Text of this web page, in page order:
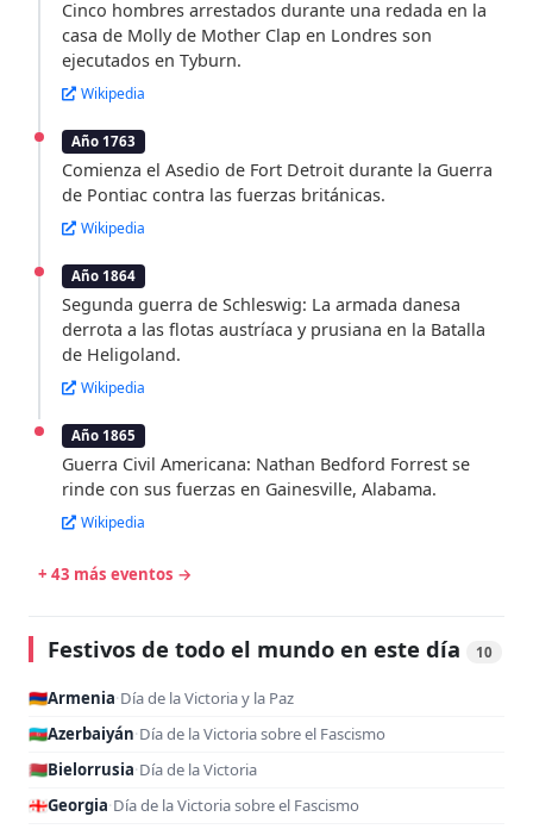
Cinco hombres arrestados durante una redada en la
casa de Molly de Mother Clap en Londres son
ejecutados en Tyburn.
Wikipedia
Año 1763
Comienza el Asedio de Fort Detroit durante la Guerra
de Pontiac contra las fuerzas británicas.
Wikipedia
Año 1864
Segunda guerra de Schleswig: La armada danesa
derrota a las flotas austríaca y prusiana en la Batalla
de Heligoland.
Wikipedia
Año 1865
Guerra Civil Americana: Nathan Bedford Forrest se
rinde con sus fuerzas en Gainesville, Alabama.
Wikipedia
+ 43 más eventos →
Festivos de todo el mundo en este día 10
🇦🇲Armenia·Día de la Victoria y la Paz
🇦🇿Azerbaiyán·Día de la Victoria sobre el Fascismo
🇧🇾Bielorrusia·Día de la Victoria
🇬🇪Georgia·Día de la Victoria sobre el Fascismo